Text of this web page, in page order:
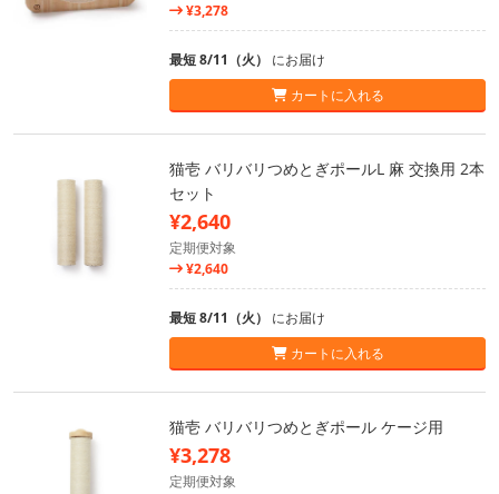
¥3,278
最短 8/11（火） にお届け
カートに入れる
猫壱 バリバリつめとぎポールL 麻 交換用 2本
セット
¥2,640
定期便対象
¥2,640
最短 8/11（火） にお届け
カートに入れる
猫壱 バリバリつめとぎポール ケージ用
¥3,278
定期便対象